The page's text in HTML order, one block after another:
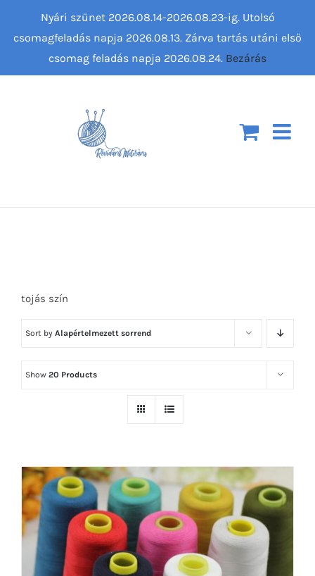
tojás szín
Sort by Alapértelmezett sorrend
Show 20 Products
Nyári szünet 2026.08.14-2026.08.23-ig. Utolsó
csomagfeladás napja 2026.08.13. Zárva tartás utáni első
csomag feladás napja 2026.08.24. Bezárás